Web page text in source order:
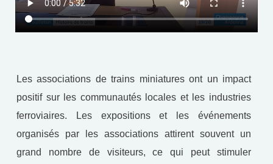
Les associations de trains miniatures ont un impact
positif sur les communautés locales et les industries
ferroviaires. Les expositions et les événements
organisés par les associations attirent souvent un
grand nombre de visiteurs, ce qui peut stimuler